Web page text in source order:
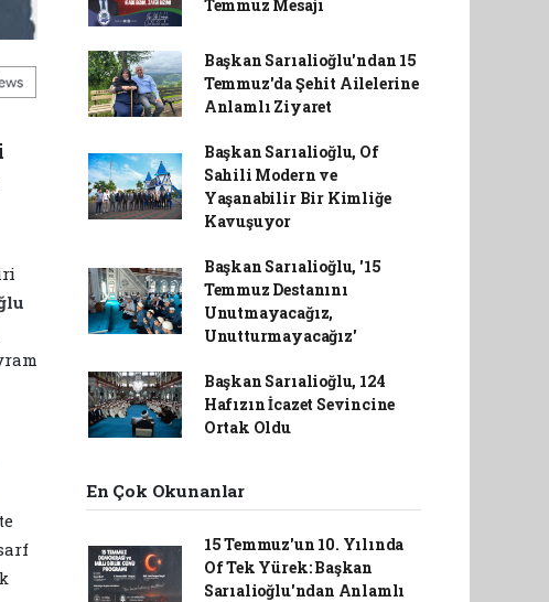
Temmuz Mesajı
Başkan Sarıalioğlu'ndan 15
Temmuz'da Şehit Ailelerine
Anlamlı Ziyaret
Başkan Sarıalioğlu, Of
Sahili Modern ve
Yaşanabilir Bir Kimliğe
Kavuşuyor
Başkan Sarıalioğlu, '15
Temmuz Destanını
Unutmayacağız,
Unutturmayacağız'
Başkan Sarıalioğlu, 124
Hafızın İcazet Sevincine
Ortak Oldu
En Çok Okunanlar
15 Temmuz'un 10. Yılında
Of Tek Yürek: Başkan
Sarıalioğlu'ndan Anlamlı